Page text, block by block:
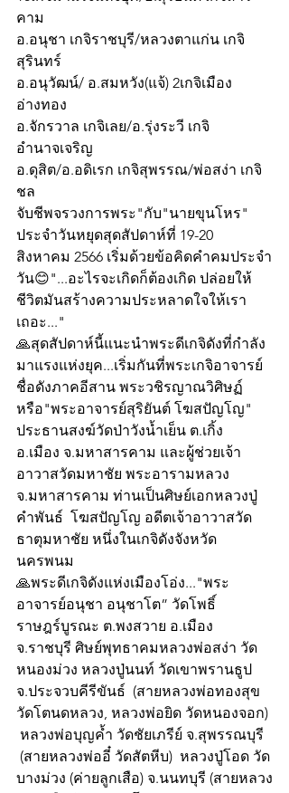
คาม
อ.อนุชา เกจิราชบุรี/หลวงตาแก่น เกจิ
สุรินทร์
อ.อนุวัฒน์/ อ.สมหวัง(แจ้) 2เกจิเมือง
อ่างทอง
อ.จักรวาล เกจิเลย/อ.รุ่งระวี เกจิ
อำนาจเจริญ
อ.ดุสิต/อ.อดิเรก เกจิสุพรรณ/พ่อสง่า เกจิ
ชล
จับชีพจรวงการพระ"กับ"นายขุนโหร"
ประจำวันหยุดสุดสัปดาห์ที่ 19-20
สิงหาคม 2566 เริ่มด้วยข้อคิดคำคมประจำ
วัน😊"...อะไรจะเกิดก็ต้องเกิด ปล่อยให้
ชีวิตมันสร้างความประหลาดใจให้เรา
เถอะ..."
🙏สุดสัปดาห์นี้แนะนำพระดีเกจิดังที่กำลัง
มาแรงแห่งยุค...เริ่มกันที่พระเกจิอาจารย์
ชื่อดังภาคอีสาน พระวชิรญาณวิศิษฏ์
หรือ"พระอาจารย์สุริยันต์ โฆสปัญโญ"
ประธานสงฆ์วัดป่าวังน้ำเย็น ต.เกิ้ง
อ.เมือง จ.มหาสารคาม และผู้ช่วยเจ้า
อาวาสวัดมหาชัย พระอารามหลวง
จ.มหาสารคาม ท่านเป็นศิษย์เอกหลวงปู่
คำพันธ์  โฆสปัญโญ อดีตเจ้าอาวาสวัด
ธาตุมหาชัย หนึ่งในเกจิดังจังหวัด
นครพนม
🙏พระดีเกจิดังแห่งเมืองโอ่ง..."พระ
อาจารย์อนุชา อนุชาโต” วัดโพธิ์
ราษฎร์บูรณะ ต.พงสวาย อ.เมือง
จ.ราชบุรี ศิษย์พุทธาคมหลวงพ่อสง่า วัด
หนองม่วง หลวงปู่นนท์ วัดเขาพรานธูป
จ.ประจวบคีรีขันธ์  (สายหลวงพ่อทองสุข
วัดโตนดหลวง, หลวงพ่อยิด วัดหนองจอก)
หลวงพ่อบุญค้ำ วัดชัยเภรีย์ จ.สุพรรณบุรี
(สายหลวงพ่ออี๋ วัดสัตหีบ)  หลวงปู่โอด วัด
บางม่วง (ค่ายลูกเสือ) จ.นนทบุรี (สายหลวง